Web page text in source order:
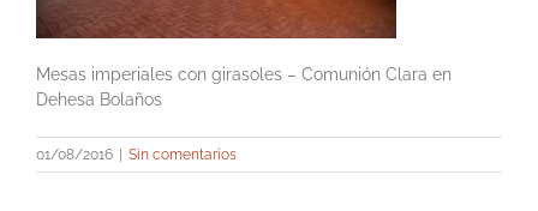
Mesas imperiales con girasoles – Comunión Clara en
Dehesa Bolaños
01/08/2016 Sin comentarios